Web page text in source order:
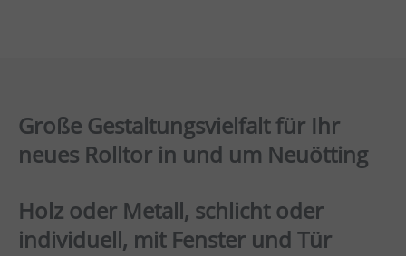
Große Gestaltungsvielfalt für Ihr
neues Rolltor in und um Neuötting
Holz oder Metall, schlicht oder
individuell, mit Fenster und Tür